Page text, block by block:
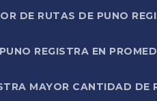
DE RUTAS DE PUNO
REGISTRA EN
MAYOR CANTIDAD DE